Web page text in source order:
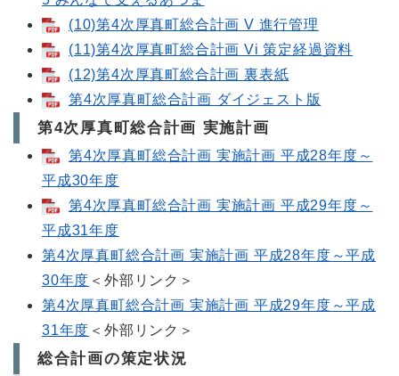
(10)第4次厚真町総合計画 V 進行管理
(11)第4次厚真町総合計画 Vi 策定経過資料
(12)第4次厚真町総合計画 裏表紙
第4次厚真町総合計画 ダイジェスト版
第4次厚真町総合計画 実施計画
第4次厚真町総合計画 実施計画 平成28年度～
平成30年度
第4次厚真町総合計画 実施計画 平成29年度～
平成31年度
第4次厚真町総合計画 実施計画 平成28年度～平成
30年度 ＜外部リンク＞
第4次厚真町総合計画 実施計画 平成29年度～平成
31年度 ＜外部リンク＞
総合計画の策定状況